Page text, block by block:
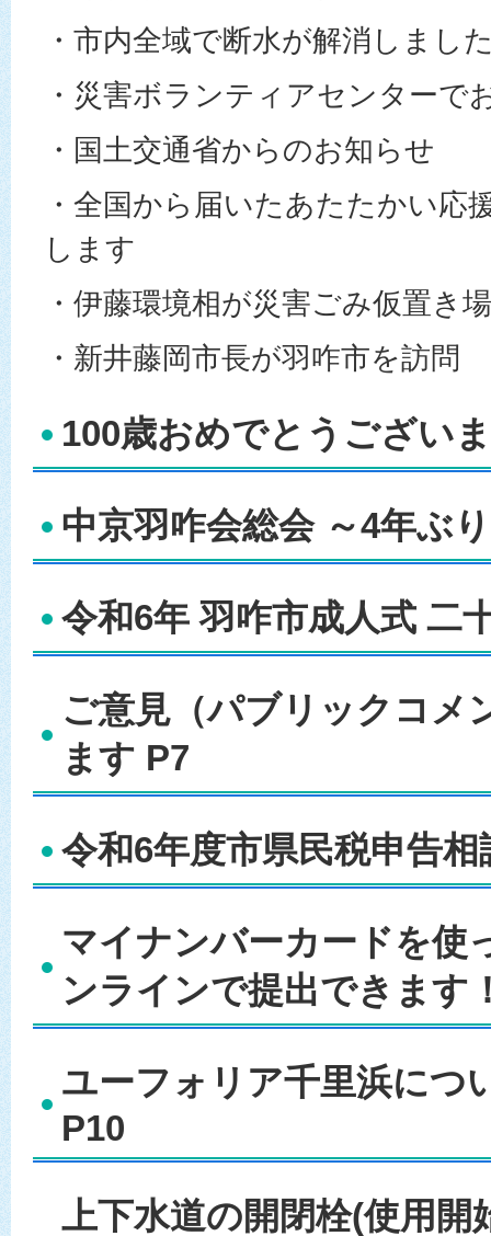
・市内全域で断水が解消しまし
・災害ボランティアセンターで
・国土交通省からのお知らせ
・全国から届いたあたたかい応
します
・伊藤環境相が災害ごみ仮置き
・新井藤岡市長が羽咋市を訪問
100歳おめでとうござい
中京羽咋会総会 ～4年ぶ
令和6年 羽咋市成人式 二
ご意見（パブリックコメ
ます P7
令和6年度市県民税申告
マイナンバーカードを使
ンラインで提出できます
ユーフォリア千里浜につ
P10
上下水道の開閉栓(使用開